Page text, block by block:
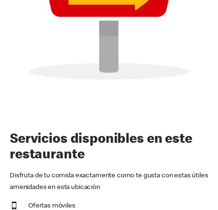
Servicios disponibles en este
restaurante
Disfruta de tu comida exactamente como te gusta con estas útiles
amenidades en esta ubicación
Ofertas móviles